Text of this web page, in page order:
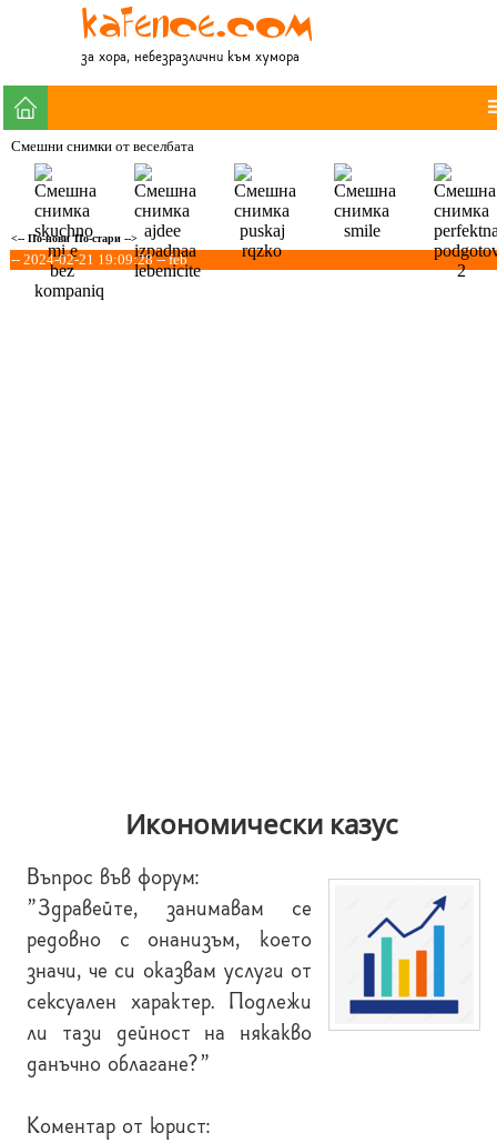
за хора, небезразлични към хумора
Смешни снимки от веселбата
<-- По-нови По-стари -->
-- 2024-02-21 19:09:28 -- feb
Икономически казус
Въпрос във форум:
"Здравейте, занимавам се
редовно с онанизъм, което
значи, че си оказвам услуги от
сексуален характер. Подлежи
ли тази дейност на някакво
данъчно облагане?"
Коментар от юрист: